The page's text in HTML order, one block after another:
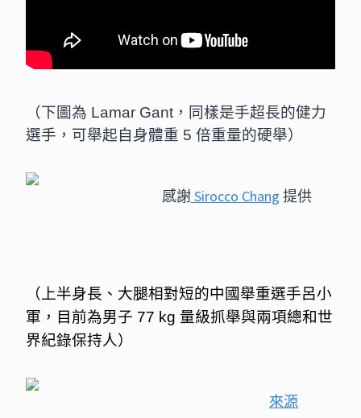
（下圖為 Lamar Gant，同樣是手超長的健力
選手，可舉起自身體重 5 倍重量的硬舉）
感謝Sirocco Chang 提供
（上半身長、大腿相對短的中國舉重選手呂小
軍，目前為男子 77 kg 量級抓舉與兩項總和世
界紀錄保持人）
來源